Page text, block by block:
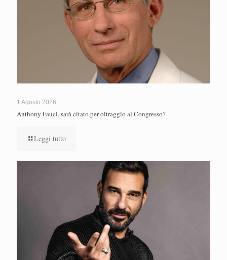
1 Agosto 2026
Anthony Fauci, sarà citato per oltraggio al Congresso?
Leggi tutto